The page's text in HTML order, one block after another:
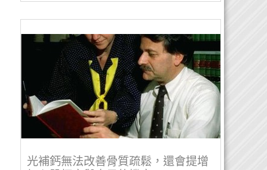
光補鈣無法改善骨質疏鬆，還會提增